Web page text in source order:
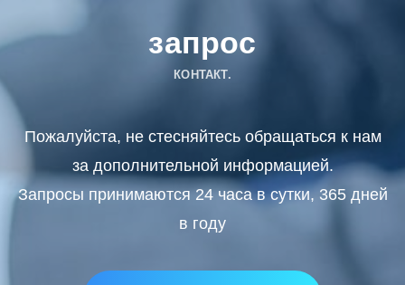
запрос
КОНТАКТ.
Пожалуйста, не стесняйтесь обращаться к нам
за дополнительной информацией.
Запросы принимаются 24 часа в сутки, 365 дней
в году